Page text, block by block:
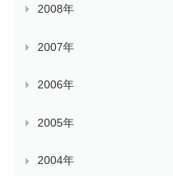
2008年
2007年
2006年
2005年
2004年